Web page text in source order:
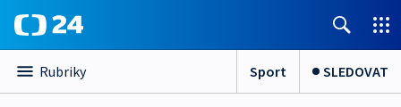
Rubriky Sport SLEDOVAT